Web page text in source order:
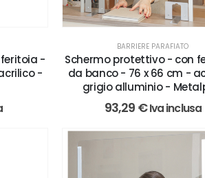
-
-
BARRIERE PARAFIATO
Schermo protettivo - con
da banco - 76 x 66 cm -
grigio alluminio -
93,29 €Iva inclusa